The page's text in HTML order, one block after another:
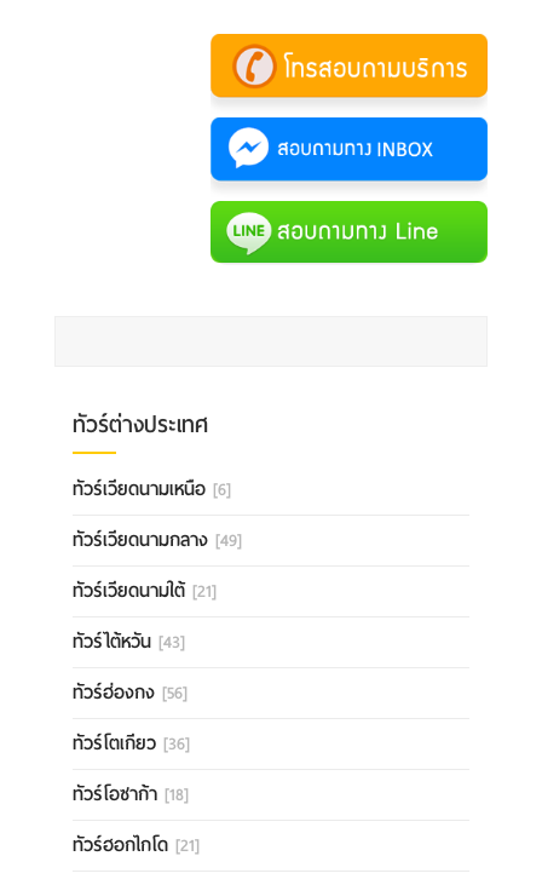
ทัวร์ต่างประเทศ
ทัวร์เวียดนามเหนือ [6]
ทัวร์เวียดนามกลาง [49]
ทัวร์เวียดนามใต้ [21]
ทัวร์ไต้หวัน [43]
ทัวร์ฮ่องกง [56]
ทัวร์โตเกียว [36]
ทัวร์โอซาก้า [18]
ทัวร์ฮอกไกโด [21]